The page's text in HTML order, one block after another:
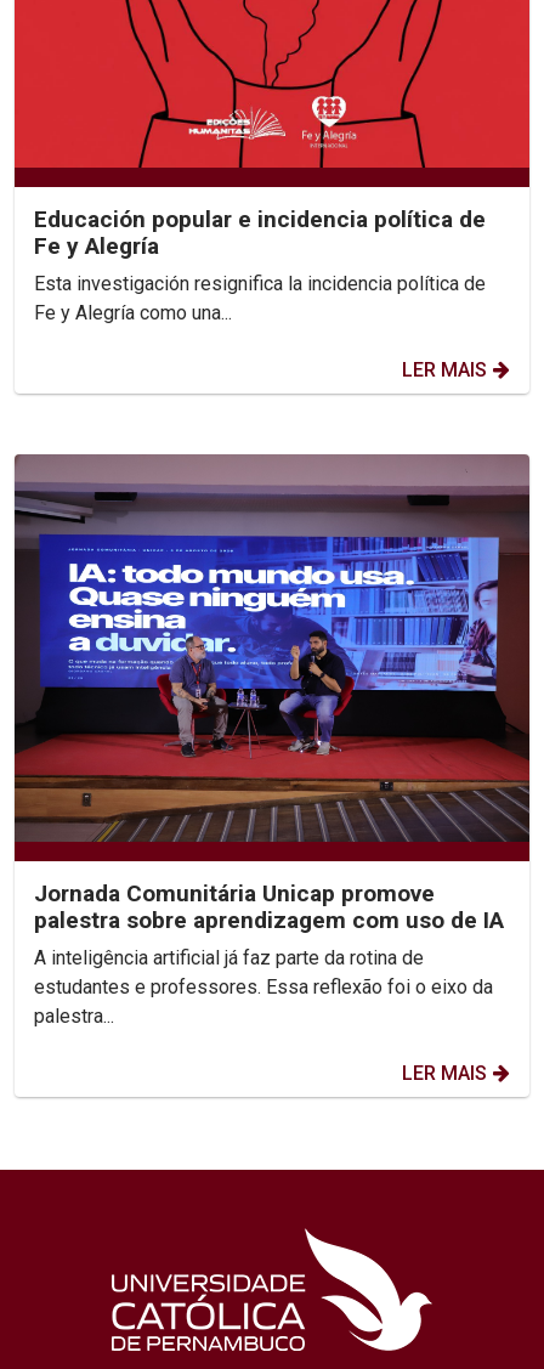
Educación popular e incidencia política de
Fe y Alegría
Esta investigación resignifica la incidencia política de
Fe y Alegría como una...
LER MAIS
Jornada Comunitária Unicap promove
palestra sobre aprendizagem com uso de IA
A inteligência artificial já faz parte da rotina de
estudantes e professores. Essa reflexão foi o eixo da
palestra...
LER MAIS